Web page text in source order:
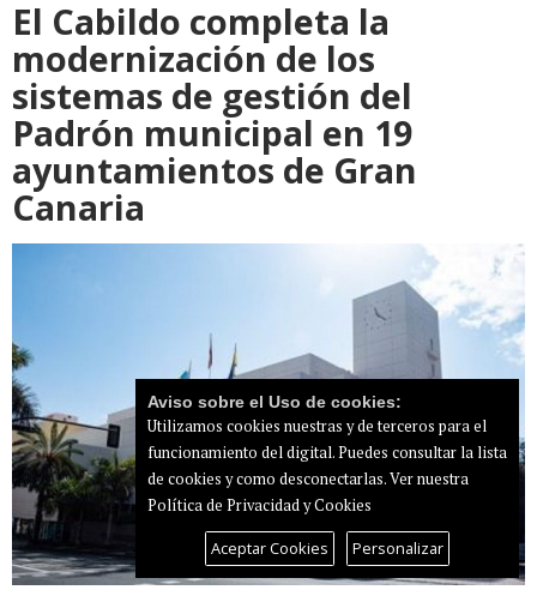
El Cabildo completa la
modernización de los
sistemas de gestión del
Padrón municipal en 19
ayuntamientos de Gran
Canaria
Aviso sobre el Uso de cookies:
Utilizamos cookies nuestras y de terceros para el
funcionamiento del digital. Puedes consultar la lista
de cookies y como desconectarlas.Ver nuestra
Política de Privacidad y Cookies
Aceptar Cookies Personalizar